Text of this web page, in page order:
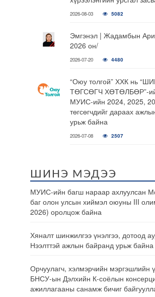
2026-08-03 5082
Эмгэнэл | Жадамбын
2026 он/
2026-07-20 4480
“Оюу толгой” ХХК нь
ТӨГСӨГЧ ХӨТӨЛБӨР”-
МУИС-ийн 2024, 2025,
төгсөгчдийг дараах
урьж байна
2026-07-08 2507
ШИНЭ МЭДЭЭ
МУИС-ийн багш нараар ахлуулсан
баг олон улсын хиймэл оюуны III
2026) оролцож байна
Хяналт шинжилгээ үнэлгээ, дотоод
Нээлттэй ажлын байранд урьж байна
Орчуулагч, хэлмэрчийн мэргэшлийн
БНСУ-ын Дэлхийн К-соёлын
ажиллагааны санамж бичиг